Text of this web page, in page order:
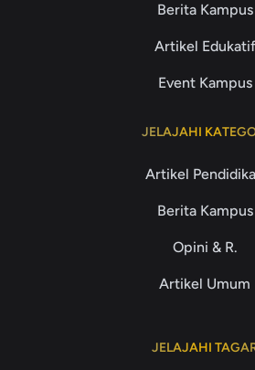
Berita Kampus
Artikel Edukatif
Event Kampus
JELAJAHI
Artikel
Berita Kampus
Opini & R.
Artikel Umum
JELAJAHI